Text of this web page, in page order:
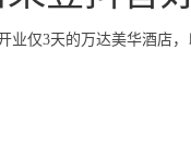
业仅3天的万达美华酒店